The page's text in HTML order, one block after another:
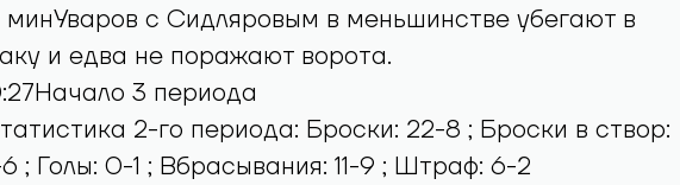
минУваров с Сидляровым в меньшинстве убегают в
и едва не поражают ворота.
3 периода
2-го периода: Броски: 22-8 ; Броски в створ:
6 ; Голы: 0-1 ; Вбрасывания: 11-9 ; Штраф: 6-2